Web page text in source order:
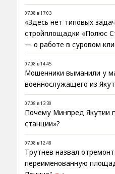
07.08 в 17:03
«Здесь нет типовых
стройплощадки «Полюс
— о работе в суровом
07.08 в 14:45
Мошенники выманили у
военнослужащего из
07.08 в 13:30
Почему Минпред Якутии
станции»?
07.08 в 12:48
Трутнев назвал
переименованную